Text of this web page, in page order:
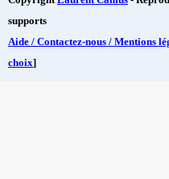
supports
Aide / Contactez-nous / Mentions
choix]